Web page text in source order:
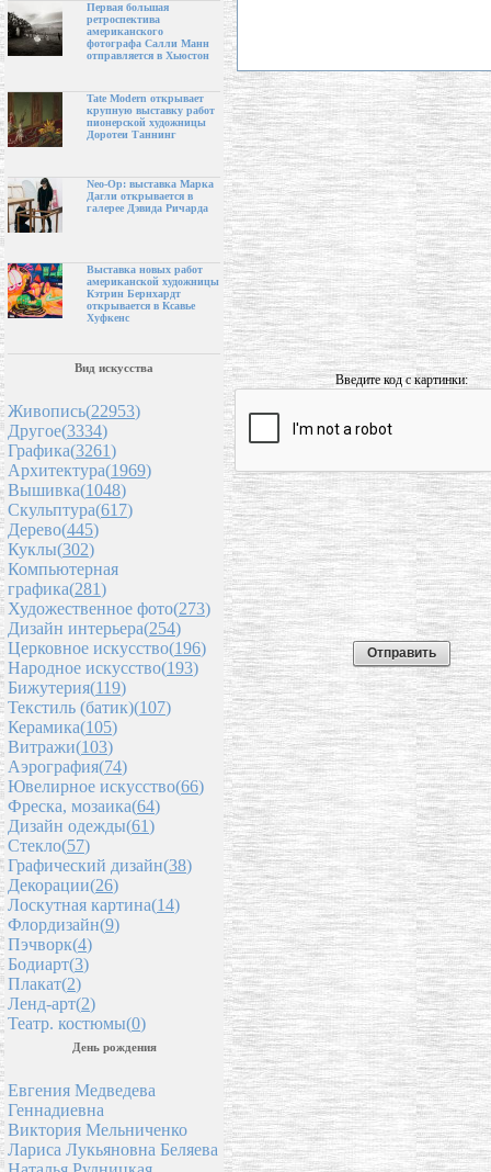
Первая большая
ретроспектива
американского
фотографа Салли Манн
отправляется в Хьюстон
Tate Modern открывает
крупную выставку работ
пионерской художницы
Доротеи Таннинг
Neo-Op: выставка Марка
Дагли открывается в
галерее Дэвида Ричарда
Выставка новых работ
американской художницы
Кэтрин Бернхардт
открывается в Ксавье
Хуфкенс
Вид искусства
Живопись(22953)
Другое(3334)
Графика(3261)
Архитектура(1969)
Вышивка(1048)
Скульптура(617)
Дерево(445)
Куклы(302)
Компьютерная
графика(281)
Художественное фото(273)
Дизайн интерьера(254)
Церковное искусство(196)
Народное искусство(193)
Бижутерия(119)
Текстиль (батик)(107)
Керамика(105)
Витражи(103)
Аэрография(74)
Ювелирное искусство(66)
Фреска, мозаика(64)
Дизайн одежды(61)
Стекло(57)
Графический дизайн(38)
Декорации(26)
Лоскутная картина(14)
Флордизайн(9)
Пэчворк(4)
Бодиарт(3)
Плакат(2)
Ленд-арт(2)
Театр. костюмы(0)
День рождения
Евгения Медведева
Геннадиевна
Виктория Мельниченко
Лариса Лукьяновна Беляева
Введите код с картинки: